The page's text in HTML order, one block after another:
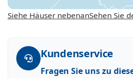
Siehe Häuser nebenanSehen Sie
Kundenservice
Fragen Sie uns zu